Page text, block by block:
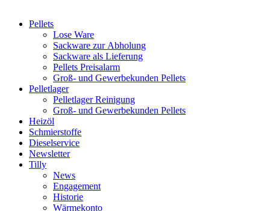
Pellets
Lose Ware
Sackware zur Abholung
Sackware als Lieferung
Pellets Preisalarm
Groß- und Gewerbekunden Pellets
Pelletlager
Pelletlager Reinigung
Groß- und Gewerbekunden Pellets
Heizöl
Schmierstoffe
Dieselservice
Newsletter
Tilly
News
Engagement
Historie
Wärmekonto